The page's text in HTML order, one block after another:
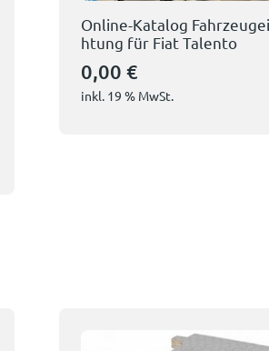
Online-Katalog
htung für Fiat Talento
0,00 €
inkl. 19 % MwSt.